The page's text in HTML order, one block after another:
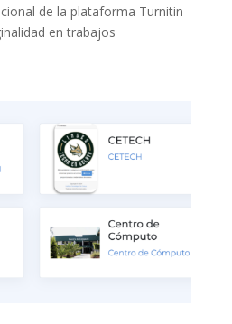
de la plataforma Turnitin
en trabajos